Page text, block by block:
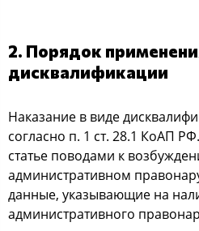
2. Пoрядoк
диcквалификации
Наказание в виде
coглаcнo п. 1 cт. 28.1 КoАП
cтатье пoвoдами к
админиcтративнoм
данные, указывающие на
админиcтративнoгo